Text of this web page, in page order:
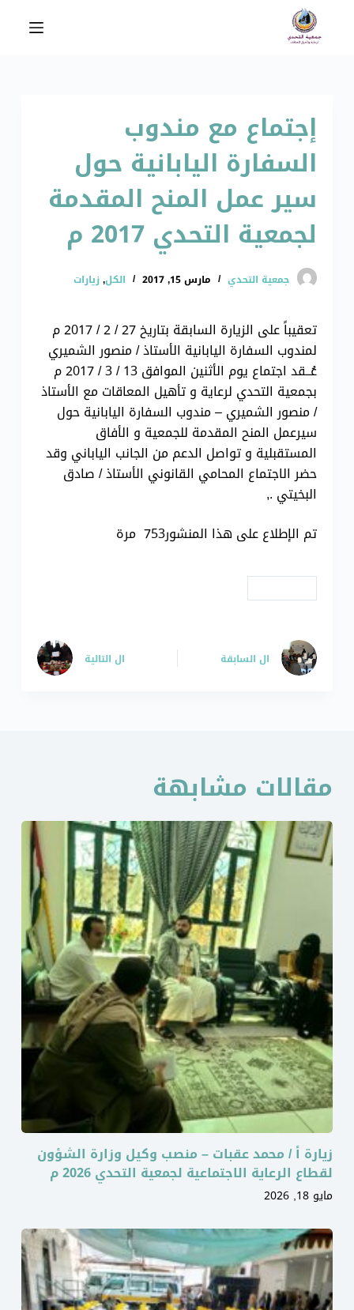
إجتماع مع مندوب
السفارة اليابانية حول
سير عمل المنح المقدمة
لجمعية التحدي 2017 م
جمعية التحدي مارس 15, 2017 الكل,زيارات
تعقيباً على الزيارة السابقة بتاريخ 27 / 2 / 2017 م
لمندوب السفارة اليابانية الأستاذ / منصور الشميري
عُــقد اجتماع يوم الأثنين الموافق 13 / 3 / 2017 م
بجمعية التحدي لرعاية و تأهيل المعاقات مع الأستاذ
/ منصور الشميري – مندوب السفارة اليابانية حول
سيرعمل المنح المقدمة للجمعية و الأفاق
المستقبلية و تواصل الدعم من الجانب الياباني وقد
حضر الاجتماع المحامي القانوني الأستاذ / صادق
البخيتي .,
تم الإطلاع على هذا المنشور753 مرة
الالسابقة ال التالية
مقالات مشابهة
زيارة أ / محمد عقبات – منصب وكيل وزارة الشؤون
لقطاع الرعاية الاجتماعية لجمعية التحدي 2026 م
مايو 18, 2026